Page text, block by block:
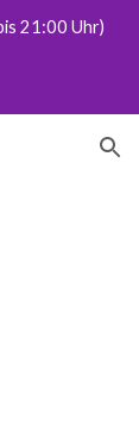
21:00 Uhr)